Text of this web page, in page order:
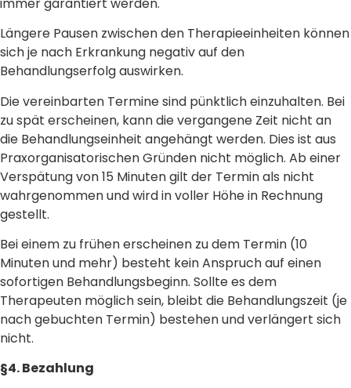
Längere Pausen zwischen den Therapieeinheiten können
sich je nach Erkrankung negativ auf den
Behandlungserfolg auswirken.
Die vereinbarten Termine sind pünktlich einzuhalten. Bei
zu spät erscheinen, kann die vergangene Zeit nicht an
die Behandlungseinheit angehängt werden. Dies ist aus
Praxorganisatorischen Gründen nicht möglich. Ab einer
Verspätung von 15 Minuten gilt der Termin als nicht
wahrgenommen und wird in voller Höhe in Rechnung
gestellt.
Bei einem zu frühen erscheinen zu dem Termin (10
Minuten und mehr) besteht kein Anspruch auf einen
sofortigen Behandlungsbeginn. Sollte es dem
Therapeuten möglich sein, bleibt die Behandlungszeit (je
nach gebuchten Termin) bestehen und verlängert sich
nicht.
§4. Bezahlung